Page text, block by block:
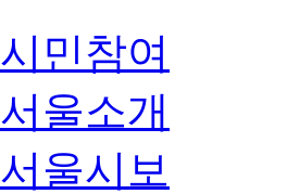
시민참여
서울소개
서울시보